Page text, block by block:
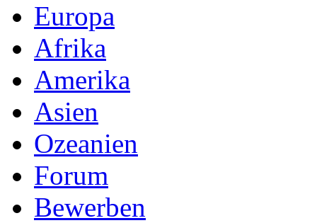
Europa
Afrika
Amerika
Asien
Ozeanien
Forum
Bewerben